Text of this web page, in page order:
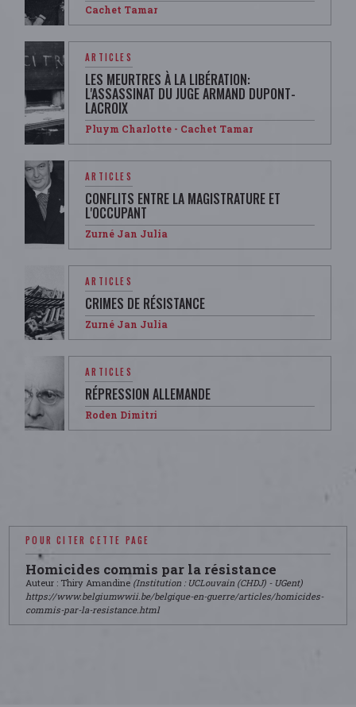
Cachet Tamar
ARTICLES
LES MEURTRES À LA LIBÉRATION:
L'ASSASSINAT DU JUGE ARMAND DUPONT-
LACROIX
Pluym Charlotte - Cachet Tamar
ARTICLES
CONFLITS ENTRE LA MAGISTRATURE ET
L'OCCUPANT​​
Zurné Jan Julia
ARTICLES
CRIMES DE RÉSISTANCE
Zurné Jan Julia
ARTICLES
RÉPRESSION ALLEMANDE
Roden Dimitri
POUR CITER CETTE PAGE
Homicides commis par la résistance
Auteur : Thiry Amandine (Institution : UCLouvain (CHDJ) - UGent)
https://www.belgiumwwii.be/belgique-en-guerre/articles/homicides-
commis-par-la-resistance.html